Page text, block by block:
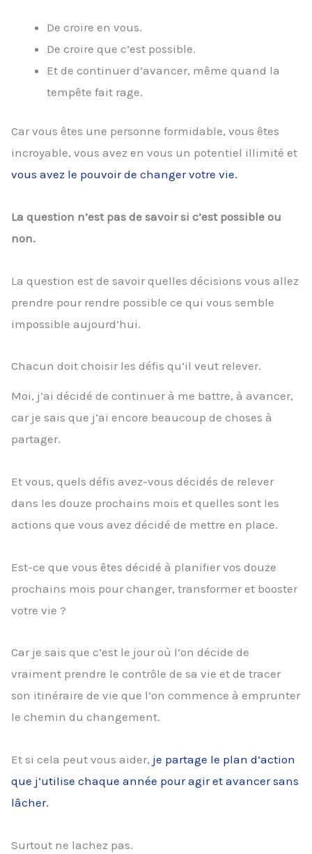
De croire en vous.
De croire que c’est possible.
Et de continuer d’avancer, même quand la
tempête fait rage.
Car vous êtes une personne formidable, vous êtes
incroyable, vous avez en vous un potentiel illimité et
vous avez le pouvoir de changer votre vie.
La question n’est pas de savoir si c’est possible ou
non.
La question est de savoir quelles décisions vous allez
prendre pour rendre possible ce qui vous semble
impossible aujourd’hui.
Chacun doit choisir les défis qu’il veut relever.
Moi, j’ai décidé de continuer à me battre, à avancer,
car je sais que j’ai encore beaucoup de choses à
partager.
Et vous, quels défis avez-vous décidés de relever
dans les douze prochains mois et quelles sont les
actions que vous avez décidé de mettre en place.
Est-ce que vous êtes décidé à planifier vos douze
prochains mois pour changer, transformer et booster
votre vie ?
Car je sais que c’est le jour où l’on décide de
vraiment prendre le contrôle de sa vie et de tracer
son itinéraire de vie que l’on commence à emprunter
le chemin du changement.
Et si cela peut vous aider, je partage le plan d’action
que j’utilise chaque année pour agir et avancer sans
lâcher.
Surtout ne lachez pas.